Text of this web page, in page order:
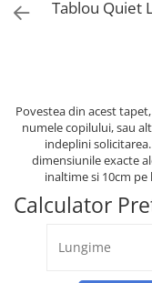
Tablou Quiet
Povestea din acest
numele copilului, sau
indeplini
dimensiunile exacte
inaltime si 10cm
Calculator